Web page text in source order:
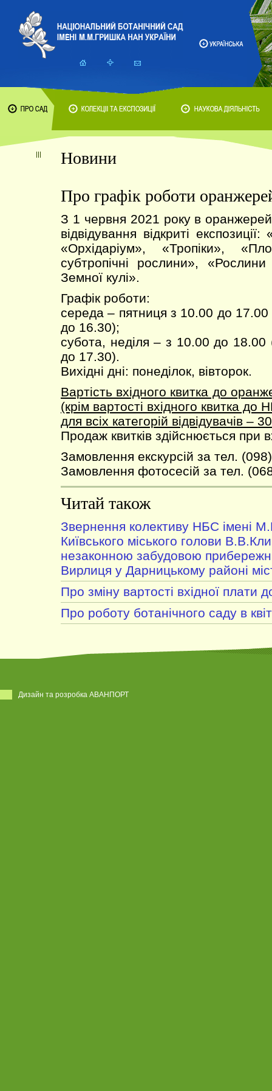
Новини
Про графік роботи
З 1 червня 2021 року в
відвідування відкриті експозиції:
«Орхідаріум», «Тропіки»,
субтропічні рослини»,
Земної кулі».
Графік роботи:
середа – пятниця з 10.00 до
до 16.30);
субота, неділя – з 10.00 до 18.00
до 17.30).
Вихідні дні: понеділок, вівторок.
Вартість вхідного квитка до
(крім вартості вхідного квитка до
для всіх категорій відвідувачів –
Продаж квитків здійснюється при
Замовлення екскурсій за тел.
Замовлення фотосесій за тел.
Читай також
Звернення колективу НБС імені
Київського міського голови
незаконною забудовою
Вирлиця у Дарницькому районі
Про зміну вартості вхідної плати
Про роботу ботанічного саду в
Дизайн та розробка АВАНПОРТ